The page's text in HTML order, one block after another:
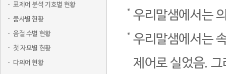
표제어 분석 기호별 현황
품사별 현황
음절 수별 현황
첫 자모별 현황
다의어 현황
우리말샘에서는
우리말샘에서는
제어로 실었음.